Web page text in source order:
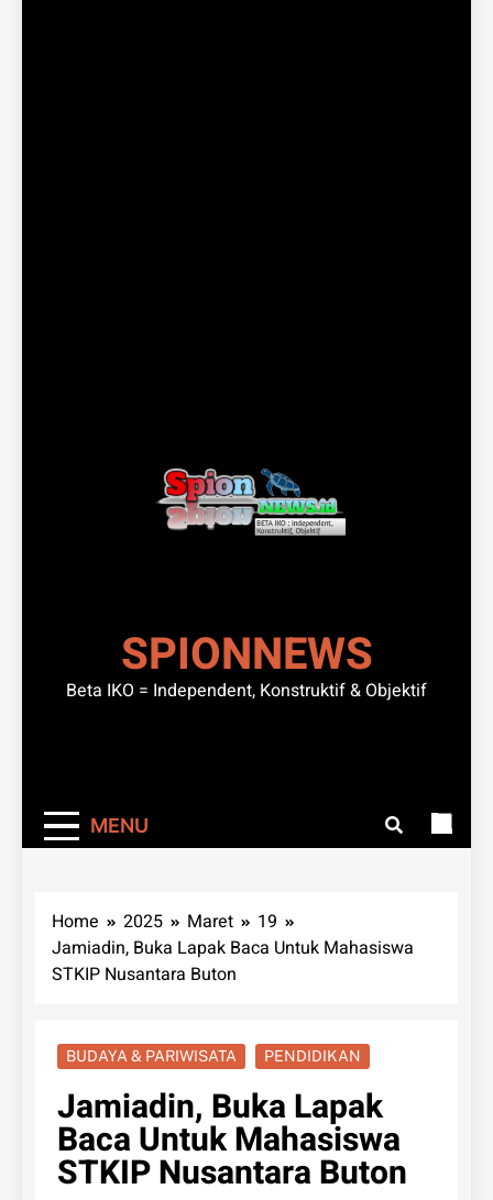
SPIONNEWS
Beta IKO = Independent, Konstruktif & Objektif
MENU
Home 2025 Maret
19
Jamiadin, Buka Lapak Baca Untuk Mahasiswa
STKIP Nusantara Buton
BUDAYA & PARIWISATA PENDIDIKAN
Jamiadin, Buka Lapak
Baca Untuk Mahasiswa
STKIP Nusantara Buton